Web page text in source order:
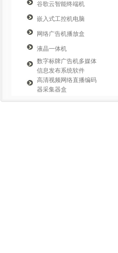
谷歌云智能终端机
嵌入式工控机电脑
网络广告机播放盒
液晶一体机
数字标牌广告机多媒体
信息发布系统软件
高清视频网络直播编码
器采集器盒
信息发布盒系
UDP中控远
视机显示